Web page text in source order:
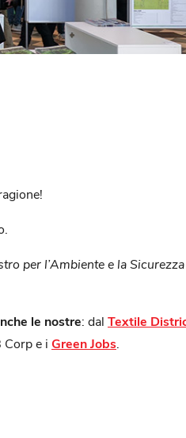
per l’Ambiente e la
le nostre: dal Textile
Corp e i Green Jobs